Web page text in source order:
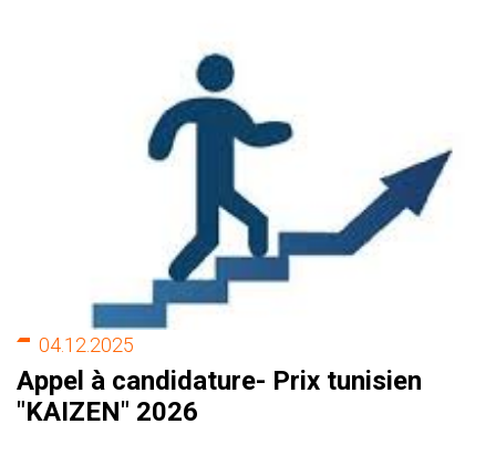
04.12.2025
Appel à candidature- Prix tunisien
"KAIZEN" 2026